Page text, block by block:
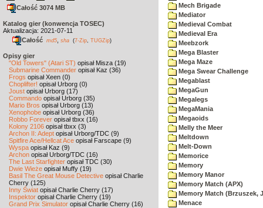
Całość 3074 MB
Katalog gier (konwencja TOSEC)
Aktualizacja: 2021-07-11
Całość md5 sha (7-Zip TUGZip)
Opisy gier
"Old Towers" (Atari ST) opisał Misza (19)
Submarine Commander opisał Kaz (36)
Frogs opisał Xeen (0)
Choplifter! opisał Urborg (0)
Joust opisał Urborg (17)
Commando opisał Urborg (35)
Mario Bros opisał Urborg (13)
Xenophobe opisał Urborg (36)
Robbo Forever opisał tbxx (16)
Kolony 2106 opisał tbxx (3)
Archon II: Adept opisał Urborg/TDC (9)
Spitfire Ace/Hellcat Ace opisał Farscape (9)
Wyspa opisał Kaz (9)
Archon opisał Urborg/TDC (16)
The Last Starfighter opisał TDC (30)
Dwie Wieże opisał Muffy (19)
Basil The Great Mouse Detective opisał Charlie
Cherry (125)
Inny Świat opisał Charlie Cherry (17)
Inspektor opisał Charlie Cherry (19)
Grand Prix Simulator opisał Charlie Cherry (16)
Mech Brigade
Mediator
Medieval Combat
Medieval Era
Meebzork
Mega Blaster
Mega Maze
Mega Swear Challenge
Megablast
MegaGun
Megalegs
MegaMania
Megaoids
Melly the Meer
Meltdown
Melt-Down
Memorice
Memory
Memory Manor
Memory Match (APX)
Memory Match (Brzuszek,
Menace